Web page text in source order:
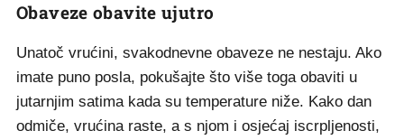
Obaveze obavite ujutro
Unatoč vrućini, svakodnevne obaveze ne nestaju. Ako
imate puno posla, pokušajte što više toga obaviti u
jutarnjim satima kada su temperature niže. Kako dan
odmiče, vrućina raste, a s njom i osjećaj iscrpljenosti,